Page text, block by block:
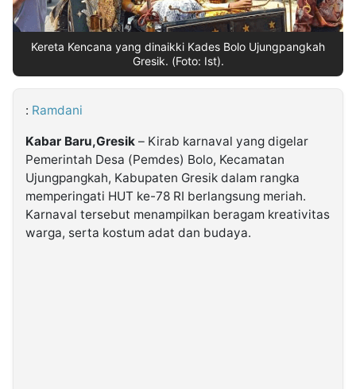
Kabarbaru.co
2026
Kereta Kencana yang dinaikki Kades Bolo Ujungpangkah
Gresik. (Foto: Ist).
: Ramdani
Kabar Baru,Gresik – Kirab karnaval yang digelar
Pemerintah Desa (Pemdes) Bolo, Kecamatan
Ujungpangkah, Kabupaten Gresik dalam rangka
memperingati HUT ke-78 RI berlangsung meriah.
Karnaval tersebut menampilkan beragam kreativitas
warga, serta kostum adat dan budaya.